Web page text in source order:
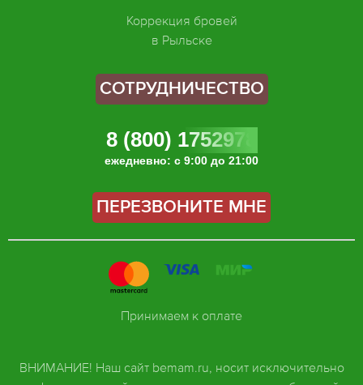
Коррекция бровей
в Рыльске
СОТРУДНИЧЕСТВО
8 (800) 1752978
ежедневно: с 9:00 до 21:00
ПЕРЕЗВОНИТЕ МНЕ
ВНИМАНИЕ! Наш сайт bemam.ru, носит исключительно
Принимаем к оплате